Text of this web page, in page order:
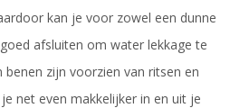
kan je voor zowel een dunne
afsluiten om water lekkage te
zijn voorzien van ritsen en
net even makkelijker in en uit je